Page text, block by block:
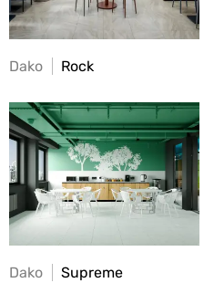
Dako Rock
Dako Supreme